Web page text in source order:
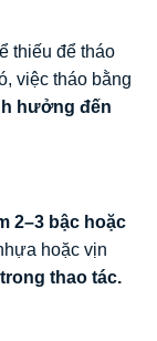
thiếu để tháo
việc tháo bằng
hưởng đến
2–3 bậc hoặc
hoặc vịn
thao tác.